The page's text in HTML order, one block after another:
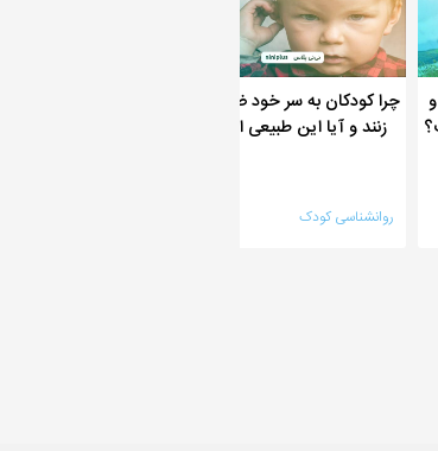
چرا کودکان به سر خود ضربه می
زنند و آیا این طبیعی است؟
روانشناسی کودک